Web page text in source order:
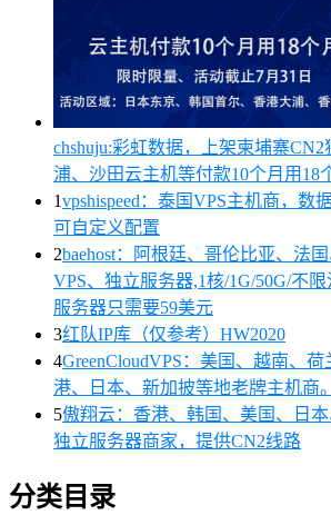
chshuju:彩虹数据，上架柬埔寨
浦、沙田云主机等付款10个月用18
1vpshispeed：泰国VPS主机商，数
可自定义配置
2baehost：阿根廷、哥伦比亚、法
VPS、独立服务器,1核/1G/50G/不
服务器只需要59美元
3红队IP库（仅参考）HW2020
4GreenCloudVPS：美国、越南、
港、日本、新加披等地老牌主机商。
5傲翔云：香港、韩国、美国、日
独立服务器商家，提供CN2线路
分类目录